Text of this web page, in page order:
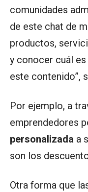
comunidades
de este chat de
productos,
y conocer cuál
este contenido”,
Por ejemplo, a
emprendedores
personalizada a
son los
Otra forma que